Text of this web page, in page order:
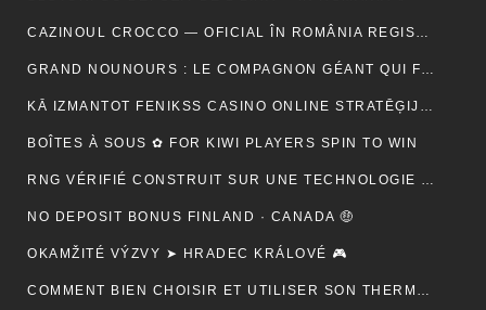
CAZINOUL CROCCO — OFICIAL ÎN ROMÂNIA REGISTER FREE
GRAND NOUNOURS : LE COMPAGNON GÉANT QUI FAIT FONDRE TOUS LES CŒURS
KĀ IZMANTOT FENIKSS CASINO ONLINE STRATĒĢIJAS, LAI PALIELINĀTU IZREDZES
BOÎTES À SOUS ✿ FOR KIWI PLAYERS SPIN TO WIN
RNG VÉRIFIÉ CONSTRUIT SUR UNE TECHNOLOGIE SÉCURISÉE 🚀 IN NEW ZEALAND START SPINNING
NO DEPOSIT BONUS FINLAND · CANADA 🤑
OKAMŽITÉ VÝZVY ➤ HRADEC KRÁLOVÉ 🎮
COMMENT BIEN CHOISIR ET UTILISER SON THERMOCYCLEUR AU LABORATOIRE